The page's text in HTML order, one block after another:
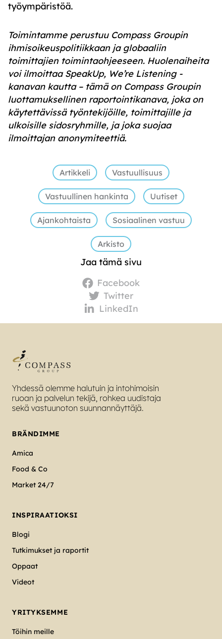
työympäristöä.
Toimintamme perustuu Compass Groupin
ihmisoikeuspolitiikkaan ja globaaliin
toimittajien toimintaohjeeseen. Huolenaiheita
voi ilmoittaa SpeakUp, We’re Listening -
kanavan kautta – tämä on Compass Groupin
luottamuksellinen raportointikanava, joka on
käytettävissä työntekijöille, toimittajille ja
ulkoisille sidosryhmille, ja joka suojaa
ilmoittajan anonymiteettiä.
Artikkeli Vastuullisuus
Vastuullinen hankinta Uutiset
Ajankohtaista Sosiaalinen vastuu
Arkisto
Jaa tämä sivu
Facebook
Twitter
LinkedIn
Yhdessä olemme halutuin ja intohimoisin
ruoan ja palvelun tekijä, rohkea uudistaja
sekä vastuunoton suunnannäyttäjä.
BRÄNDIMME
Amica
Food & Co
Market 24/7
INSPIRAATIOKSI
Blogi
Tutkimukset ja raportit
Oppaat
Videot
YRITYKSEMME
Töihin meille